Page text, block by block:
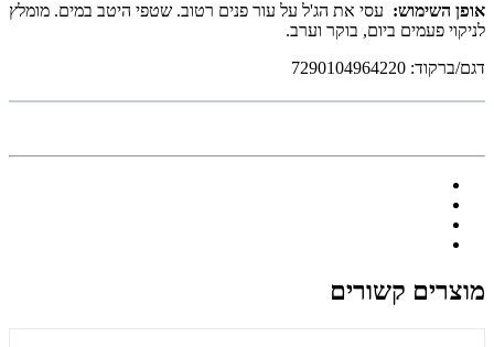
אופן השימוש: עסי את הג'ל על עור פנים רטוב. שטפי היטב במים. מומלץ
לניקוי פעמים ביום, בוקר וערב.
דגם/ברקוד: 7290104964220
מוצרים קשורים